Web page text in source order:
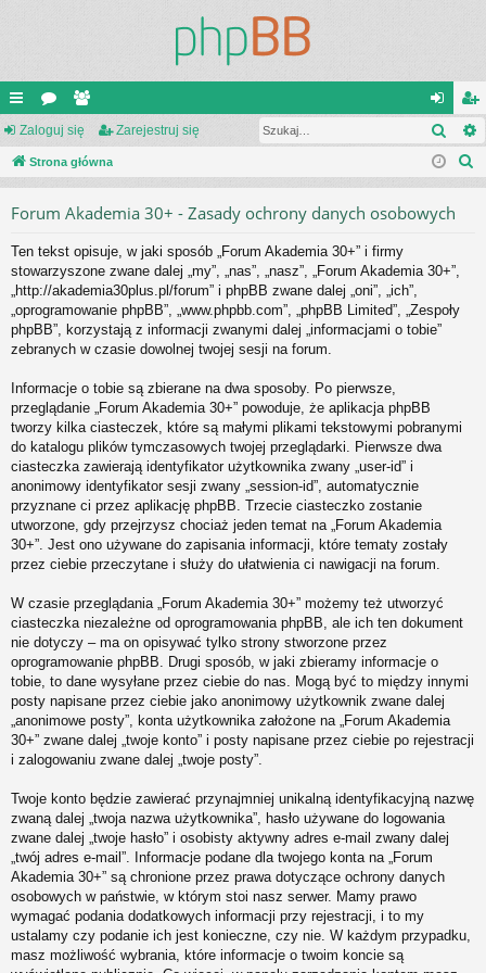
ię
ce
or
a
ży
tk
ni
cy
al
og
ar
ej
Zaloguj się Zarejestruj się
Strona główna
Forum Akademia 30+ - Zasady ochrony danych osobowych
Ten tekst opisuje, w jaki sposób „Forum Akademia 30+” i firmy
stowarzyszone zwane dalej „my”, „nas”, „nasz”, „Forum Akademia 30+”,
„http://akademia30plus.pl/forum” i phpBB zwane dalej „oni”, „ich”,
„oprogramowanie phpBB”, „www.phpbb.com”, „phpBB Limited”, „Zespoły
phpBB”, korzystają z informacji zwanymi dalej „informacjami o tobie”
zebranych w czasie dowolnej twojej sesji na forum.
Informacje o tobie są zbierane na dwa sposoby. Po pierwsze,
przeglądanie „Forum Akademia 30+” powoduje, że aplikacja phpBB
tworzy kilka ciasteczek, które są małymi plikami tekstowymi pobranymi
do katalogu plików tymczasowych twojej przeglądarki. Pierwsze dwa
ciasteczka zawierają identyfikator użytkownika zwany „user-id” i
anonimowy identyfikator sesji zwany „session-id”, automatycznie
przyznane ci przez aplikację phpBB. Trzecie ciasteczko zostanie
utworzone, gdy przejrzysz chociaż jeden temat na „Forum Akademia
30+”. Jest ono używane do zapisania informacji, które tematy zostały
przez ciebie przeczytane i służy do ułatwienia ci nawigacji na forum.
W czasie przeglądania „Forum Akademia 30+” możemy też utworzyć
ciasteczka niezależne od oprogramowania phpBB, ale ich ten dokument
nie dotyczy – ma on opisywać tylko strony stworzone przez
oprogramowanie phpBB. Drugi sposób, w jaki zbieramy informacje o
tobie, to dane wysyłane przez ciebie do nas. Mogą być to między innymi
posty napisane przez ciebie jako anonimowy użytkownik zwane dalej
„anonimowe posty”, konta użytkownika założone na „Forum Akademia
30+” zwane dalej „twoje konto” i posty napisane przez ciebie po rejestracji
i zalogowaniu zwane dalej „twoje posty”.
Twoje konto będzie zawierać przynajmniej unikalną identyfikacyjną nazwę
zwaną dalej „twoja nazwa użytkownika”, hasło używane do logowania
zwane dalej „twoje hasło” i osobisty aktywny adres e-mail zwany dalej
„twój adres e-mail”. Informacje podane dla twojego konta na „Forum
Akademia 30+” są chronione przez prawa dotyczące ochrony danych
osobowych w państwie, w którym stoi nasz serwer. Mamy prawo
wymagać podania dodatkowych informacji przy rejestracji, i to my
ustalamy czy podanie ich jest konieczne, czy nie. W każdym przypadku,
masz możliwość wybrania, które informacje o twoim koncie są